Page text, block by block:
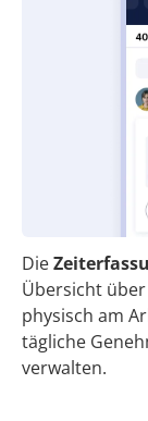
Die
Übersicht
physisch am
tägliche
verwalten.